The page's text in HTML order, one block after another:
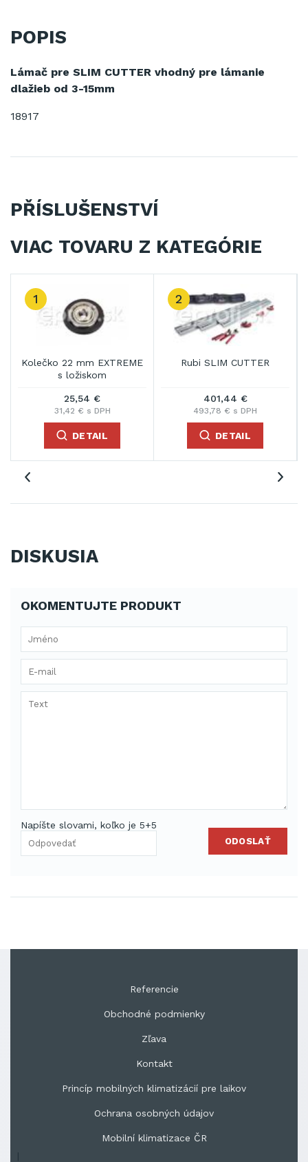
POPIS
Lámač pre SLIM CUTTER vhodný pre lámanie
dlažieb od 3-15mm
18917
PŘÍSLUŠENSTVÍ
VIAC TOVARU Z KATEGÓRIE
1
Kolečko 22 mm EXTREME
s ložiskom
25,54 €
31,42 € s DPH
DETAIL
2
Rubi SLIM CUTTER
401,44 €
493,78 € s DPH
DETAIL
DISKUSIA
OKOMENTUJTE PRODUKT
Napíšte slovami, koľko je 5+5
ODOSLAŤ
Referencie
Obchodné podmienky
Zľava
Kontakt
Princíp mobilných klimatizácií pre laikov
Ochrana osobných údajov
Mobilní klimatizace ČR
|